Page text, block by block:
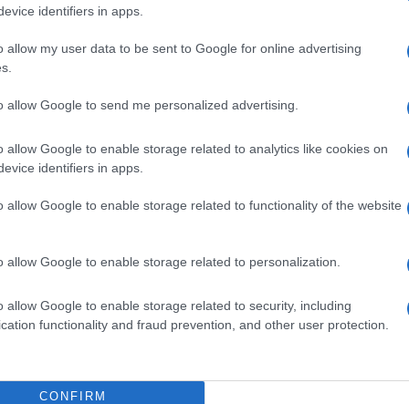
identifiers in apps.
allow my user data to be sent to Google for online advertising
allow Google to send me personalized advertising.
allow Google to enable storage related to analytics like cookies on
identifiers in apps.
allow Google to enable storage related to functionality of the website
allow Google to enable storage related to personalization.
allow Google to enable storage related to security, including
functionality and fraud prevention, and other user protection.
CONFIRM
μέσα μας. Είναι ένα ον που μας άνοιξε έναν δρόμο, μας
- 17:35
Λέων: “Θα χρειαζόταν εκεχειρία
Πάσχα – Να μειωθεί το μίσος
Ανατολή”
ενδείξεις ότι ο πόλεμος θα μπορούσε να
- 13:22